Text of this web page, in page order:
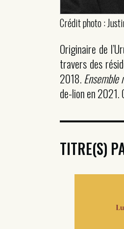
Crédit photo :
Originaire de
travers des
2018. Ensemble
de-lion en 2021.
TITRE(S)